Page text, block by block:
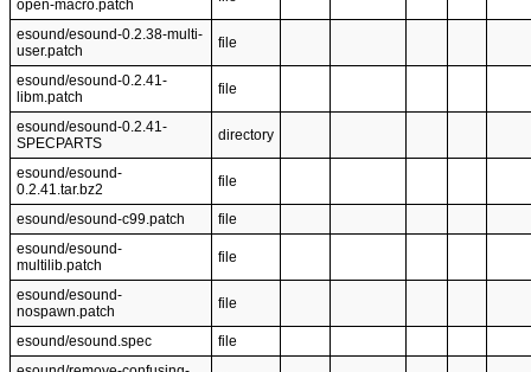
open-macro.patch
esound/esound-0.2.38-multi-
user.patch
file
esound/esound-0.2.41-
libm.patch
file
esound/esound-0.2.41-
SPECPARTS
directory
esound/esound-
0.2.41.tar.bz2
file
esound/esound-c99.patch
file
esound/esound-
multilib.patch
file
esound/esound-
nospawn.patch
file
esound/esound.spec
file